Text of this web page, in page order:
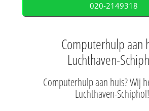
020-2149318
Computerhulp aan
Luchthaven-
Computerhulp aan huis? Wij
Luchthaven-Schiphol!